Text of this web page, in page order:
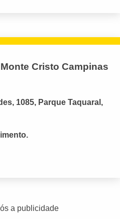
Cristo Campinas
1085, Parque Taquaral,
a publicidade